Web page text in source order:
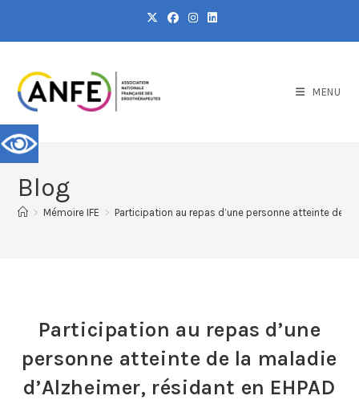
MENU
Blog
> Mémoire IFE > Participation au repas d’une personne atteinte de la
Participation au repas d’une
personne atteinte de la maladie
d’Alzheimer, résidant en EHPAD